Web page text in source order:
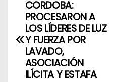
NCORDOBA:
PROCESARON A
LOS LÍDERES DE LUZ
Y FUERZA POR
LAVADO,
ASOCIACIÓN
ILÍCITA Y ESTAFA